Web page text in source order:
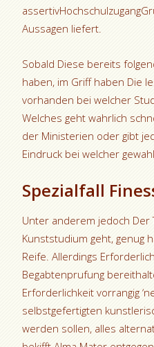
Aussagen liefert.
Sobald Diese bereits
haben, im Griff haben Die
vorhanden bei welcher
Welches geht wahrlich
der Ministerien oder gibt
Eindruck bei welcher
Spezialfall
Unter anderem jedoch
Kunststudium geht, genug
Reife. Allerdings
Begabtenprufung
Erforderlichkeit vorrangig
selbstgefertigten
werden sollen, alles